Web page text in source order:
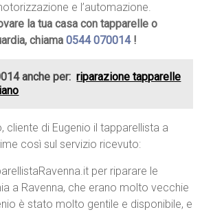
e l’automazione.
la tua casa con tapparelle o
chiama0544 070014!
anche per: riparazione tapparelle
cliente di Eugenio il tapparellista a
così sul servizio ricevuto:
per riparare le
a Ravenna, che erano molto vecchie
è stato molto gentile e disponibile, e